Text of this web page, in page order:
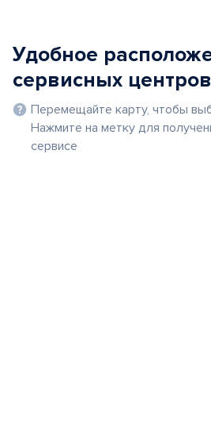
Удобное
сервисных центров
Перемещайте карту, чтобы
Нажмите на метку для
сервисе